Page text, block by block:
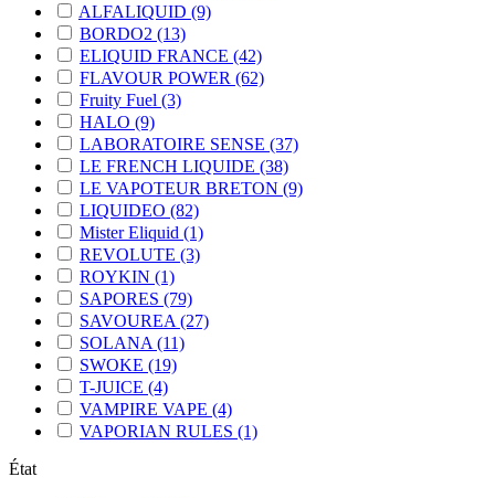
ALFALIQUID (9)
BORDO2 (13)
ELIQUID FRANCE (42)
FLAVOUR POWER (62)
Fruity Fuel (3)
HALO (9)
LABORATOIRE SENSE (37)
LE FRENCH LIQUIDE (38)
LE VAPOTEUR BRETON (9)
LIQUIDEO (82)
Mister Eliquid (1)
REVOLUTE (3)
ROYKIN (1)
SAPORES (79)
SAVOUREA (27)
SOLANA (11)
SWOKE (19)
T-JUICE (4)
VAMPIRE VAPE (4)
VAPORIAN RULES (1)
État